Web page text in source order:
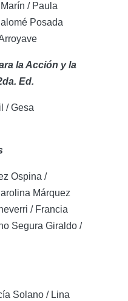
/ Paula
Posada
la Acción y la
Ed.
/ Gesa
Ospina /
Márquez
/ Francia
Segura Giraldo /
Solano / Lina